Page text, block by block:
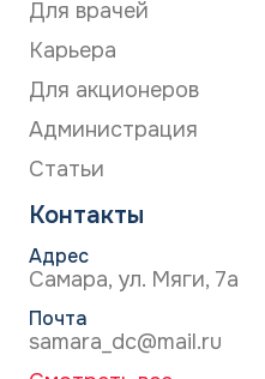
Для врачей
Карьера
Для акционеров
Администрация
Статьи
Контакты
Адрес
Самара, ул. Мяги, 7а
Почта
samara_dc@mail.ru